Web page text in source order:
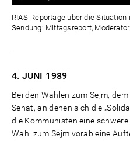
RIAS-Reportage über die
Sendung: Mittagsreport,
4. JUNI 1989
Bei den Wahlen zum Sejm,
Senat, an denen sich die
die Kommunisten eine
Wahl zum Sejm vorab eine